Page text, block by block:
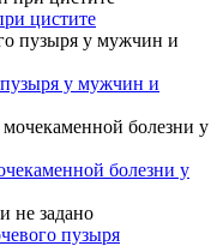
цистите
пузыря у мужчин и
болезни у
пузыря